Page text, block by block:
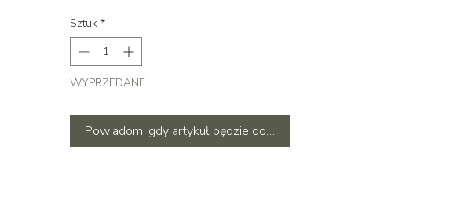
Sztuk *
WYPRZEDANE
Powiadom, gdy artykuł będzie dostępny